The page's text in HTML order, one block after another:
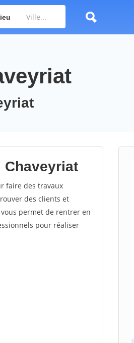
Chaveyriat
faire des travaux
des clients et
permet de rentrer en
pour réaliser